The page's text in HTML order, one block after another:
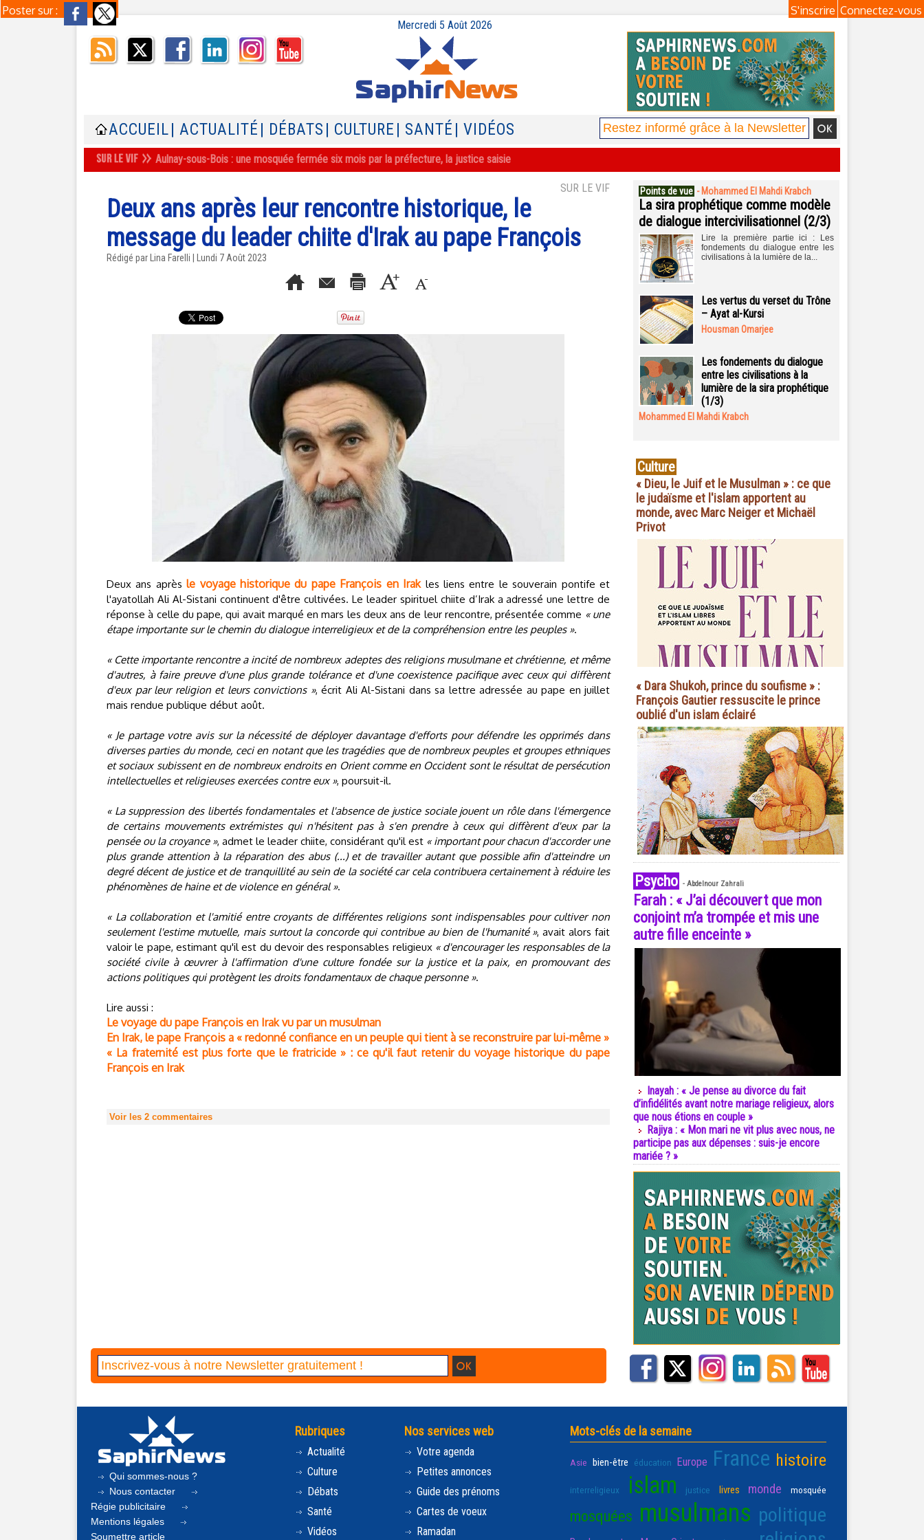
Poster sur : Connectez-vous
S'inscrire
Mercredi 5 Août 2026
ACCUEIL | ACTUALITÉ | DÉBATS | CULTURE | SANTÉ | VIDÉOS
Aulnay-sous-Bois : une mosquée fermée six mois par la préfecture, la justice saisie
SUR LE VIF
Deux ans après leur rencontre historique, le
message du leader chiite d'Irak au pape François
Rédigé par Lina Farelli | Lundi 7 Août 2023
Deux ans aprèsle voyage historique du pape François en Irakles liens entre le souverain pontife et
l'ayatollah Ali Al-Sistani continuent d'être cultivées. Le leader spirituel chiite d’Irak a adressé une lettre de
réponse à celle du pape, qui avait marqué en mars les deux ans de leur rencontre, présentée comme « une
étape importante sur le chemin du dialogue interreligieux et de la compréhension entre les peuples ».
« Cette importante rencontre a incité de nombreux adeptes des religions musulmane et chrétienne, et même
d'autres, à faire preuve d'une plus grande tolérance et d'une coexistence pacifique avec ceux qui diffèrent
d'eux par leur religion et leurs convictions », écrit Ali Al-Sistani dans sa lettre adressée au pape en juillet
mais rendue publique début août.
« Je partage votre avis sur la nécessité de déployer davantage d'efforts pour défendre les opprimés dans
diverses parties du monde, ceci en notant que les tragédies que de nombreux peuples et groupes ethniques
et sociaux subissent en de nombreux endroits en Orient comme en Occident sont le résultat de persécution
intellectuelles et religieuses exercées contre eux », poursuit-il.
« La suppression des libertés fondamentales et l'absence de justice sociale jouent un rôle dans l'émergence
de certains mouvements extrémistes qui n'hésitent pas à s'en prendre à ceux qui diffèrent d'eux par la
pensée ou la croyance », admet le leader chiite, considérant qu'il est « important pour chacun d'accorder une
plus grande attention à la réparation des abus (...) et de travailler autant que possible afin d'atteindre un
degré décent de justice et de tranquillité au sein de la société car cela contribuera certainement à réduire les
phénomènes de haine et de violence en général ».
« La collaboration et l'amitié entre croyants de différentes religions sont indispensables pour cultiver non
seulement l'estime mutuelle, mais surtout la concorde qui contribue au bien de l'humanité », avait alors fait
valoir le pape, estimant qu'il est du devoir des responsables religieux « d'encourager les responsables de la
société civile à œuvrer à l'affirmation d'une culture fondée sur la justice et la paix, en promouvant des
actions politiques qui protègent les droits fondamentaux de chaque personne ».
Lire aussi :
Le voyage du pape François en Irak vu par un musulman
En Irak, le pape François a « redonné confiance en un peuple qui tient à se reconstruire par lui-même »
« La fraternité est plus forte que le fratricide » : ce qu'il faut retenir du voyage historique du pape
François en Irak
Voir les 2 commentaires
Points de vue - Mohammed El Mahdi Krabch
La sira prophétique comme modèle
de dialogue intercivilisationnel (2/3)
Lire la première partie ici : Les
fondements du dialogue entre les
civilisations à la lumière de la...
Les vertus du verset du Trône
– Ayat al-Kursi
Housman Omarjee
Les fondements du dialogue
entre les civilisations à la
lumière de la sira prophétique
(1/3)
Mohammed El Mahdi Krabch
Culture
« Dieu, le Juif et le Musulman » : ce que
le judaïsme et l'islam apportent au
monde, avec Marc Neiger et Michaël
Privot
« Dara Shukoh, prince du soufisme » :
François Gautier ressuscite le prince
oublié d'un islam éclairé
Psycho - Abdelnour Zahrali
Farah : « J’ai découvert que mon
conjoint m’a trompée et mis une
autre fille enceinte »
Inayah : « Je pense au divorce du fait
d’infidélités avant notre mariage religieux, alors
que nous étions en couple »
Rajiya : « Mon mari ne vit plus avec nous, ne
participe pas aux dépenses : suis-je encore
mariée ? »
Qui sommes-nous ?
Nous contacter
Régie publicitaire
Mentions légales
Soumettre article
Rubriques
Actualité
Culture
Débats
Santé
Vidéos
Nos services web
Votre agenda
Petites annonces
Guide des prénoms
Cartes de voeux
Ramadan
Mots-clés de la semaine
Asie bien-être éducation Europe France histoire
interreligieux islam justice livres monde mosquée
mosquées musulmans politique